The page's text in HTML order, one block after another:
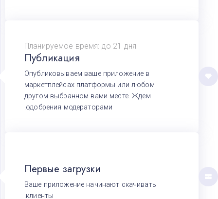
Планируемое время: до 21 дня
Публикация
Опубликовываем ваше приложение в
маркетплейсах платформы или любом
другом выбранном вами месте. Ждем
одобрения модераторами.
Первые загрузки
Ваше приложение начинают скачивать
клиенты.
А
Архангельск
В
Волгоград
Казань
Красноярск
М
Москва